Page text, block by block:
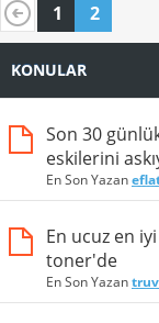
1 2
KONULAR
Son 30
eskilerini
En Son Yazan
En ucuz en
toner'de
En Son Yazan